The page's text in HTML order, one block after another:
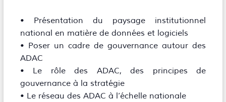
• Présentation du paysage institutionnel
national en matière de données et logiciels
• Poser un cadre de gouvernance autour des
ADAC
• Le rôle des ADAC, des principes de
gouvernance à la stratégie
• Le réseau des ADAC à l’échelle nationale